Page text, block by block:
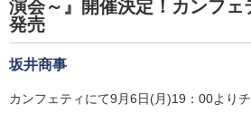
演会～』開催決定！カンフェ
発売
坂井商事
カンフェティにて9月6日(月)19：00より